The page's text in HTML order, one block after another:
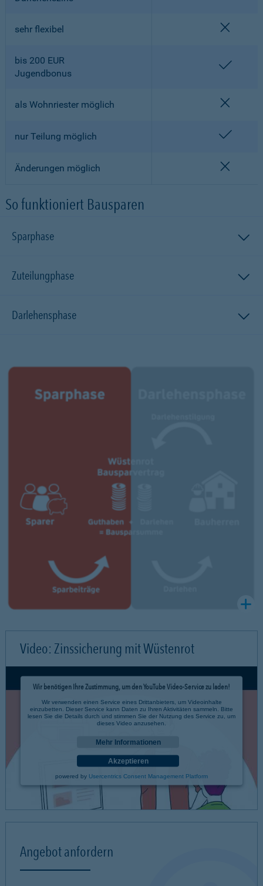
sehr flexibel
bis 200 EUR
Jugendbonus
als Wohnriester möglich
nur Teilung möglich
Änderungen möglich
So funktioniert Bausparen
Sparphase
Zuteilungphase
Darlehensphase
Video: Zinssicherung mit Wüstenrot
Wir benötigen Ihre Zustimmung, um den YouTube Video-Service zu laden!
Wir verwenden einen Service eines Drittanbieters, um Videoinhalte
einzubetten. Dieser Service kann Daten zu Ihren Aktivitäten sammeln. Bitte
lesen Sie die Details durch und stimmen Sie der Nutzung des Service zu, um
dieses Video anzusehen.
Mehr Informationen
Akzeptieren
powered by Usercentrics Consent Management Platform
Angebot anfordern